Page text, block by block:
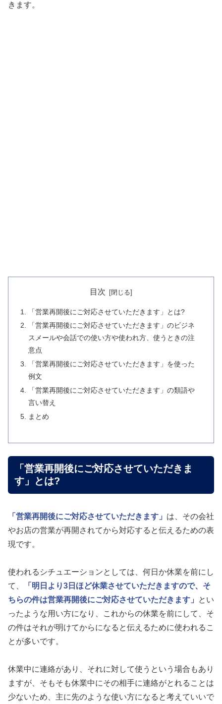
きます。
目次
「営業再開後にご対応させていただきます」とは?
「営業再開後にご対応させていただきます」のビジネ
スメールや会話での使い方や使われ方、使うときの注
意点
「営業再開後にご対応させていただきます」を使った
例文
「営業再開後にご対応させていただきます」の類語や
言い替え
まとめ
「営業再開後にご対応させていただきま
す」とは?
「営業再開後にご対応させていただきます」 は、その会社
やお店の営業が再開されてから対応すると伝えるための表
現です。
使われるシチュエーションとしては、何日か休業を前にし
て、
「明日より3日ほど休業させていただきますので、そ
ちらの件は営業再開後にご対応させていただきます」
とい
ったような用い方になり、これからの休業を前にして、そ
の件はそれが明けてからになると伝えるために使われるこ
とが多いです。
休業中に連絡があり、それに対して使うという場合もあり
ますが、そもそも休業中にその相手に連絡がとれることは
少ないため、主に先のような使い方になると考えていいで